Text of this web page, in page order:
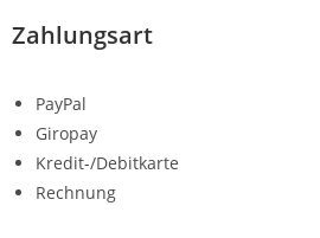
Zahlungsart
PayPal
Giropay
Kredit-/Debitkarte
Rechnung